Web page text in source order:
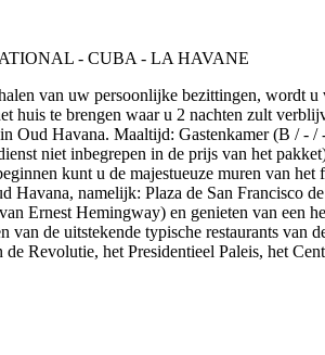
van uw persoonlijke bezittingen, wordt
huis te brengen waar u 2 nachten zult
Oud Havana. Maaltijd: Gastenkamer (B / - /
niet inbegrepen in de prijs van het
kunt u de majestueuze muren van
Havana, namelijk: Plaza de San Francisco
Ernest Hemingway) en genieten van een
de uitstekende typische restaurants van
Revolutie, het Presidentieel Paleis, het